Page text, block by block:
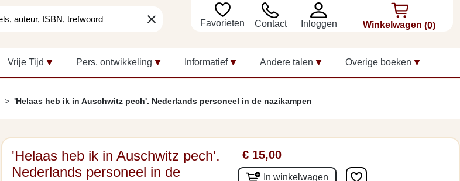
clear Favorieten Contact Inloggen Winkelwagen (0)
Vrije Tijd Pers. ontwikkeling Informatief Andere talen Overige boeken
'Helaas heb ik in Auschwitz pech'. Nederlands personeel in de nazikampen
'Helaas heb ik in Auschwitz pech'.
Nederlands personeel in de
€ 15,00
In winkelwagen favorite_border